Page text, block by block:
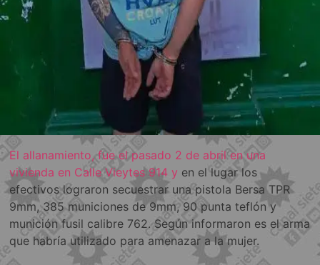
El allanamiento, fue el pasado 2 de abril en una
vivienda en Calle Vieytes 914 y en el lugar los
efectivos lograron secuestrar una pistola Bersa TPR
9mm, 385 municiones de 9mm, 90 punta teflón y
munición fusil calibre 762. Según informaron es el arma
que habría utilizado para amenazar a la mujer.